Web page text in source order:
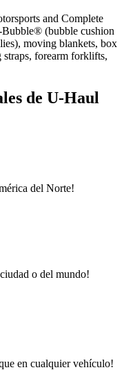
and Complete
(bubble cushion
moving blankets, box
forearm forklifts,
de U-Haul
del Norte!
o del mundo!
en cualquier vehículo!